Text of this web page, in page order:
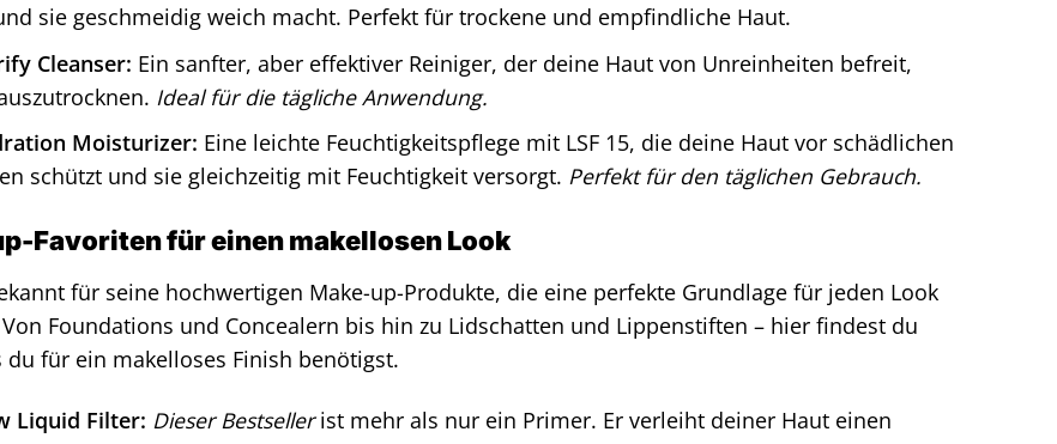
sie geschmeidig weich macht. Perfekt für trockene und empfindliche Haut.
Cleanser: Ein sanfter, aber effektiver Reiniger, der deine Haut von Unreinheiten befreit,
Ideal für die tägliche Anwendung.
Moisturizer: Eine leichte Feuchtigkeitspflege mit LSF 15, die deine Haut vor schädlichen
schützt und sie gleichzeitig mit Feuchtigkeit versorgt. Perfekt für den täglichen Gebrauch.
Favoriten für einen makellosen Look
für seine hochwertigen Make-up-Produkte, die eine perfekte Grundlage für jeden Look
Foundations und Concealern bis hin zu Lidschatten und Lippenstiften – hier findest du
du für ein makelloses Finish benötigst.
Liquid Filter: Dieser Bestsellerist mehr als nur ein Primer. Er verleiht deiner Haut einen